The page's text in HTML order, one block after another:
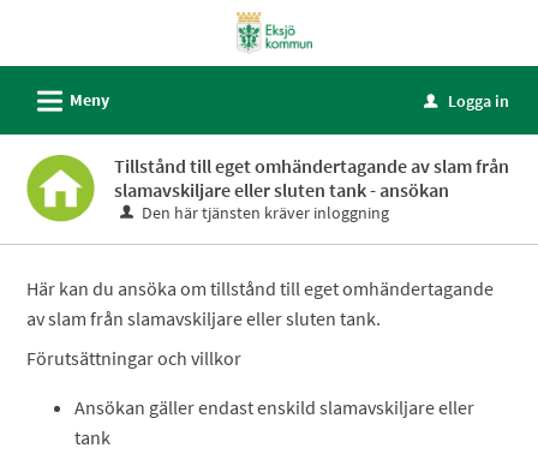
självservice
Eksjö
kommun
L Meny u Logga in
Tillstånd till eget omhändertagande av slam från
slamavskiljare eller sluten tank - ansökan
Den här tjänsten kräver inloggning
Här kan du ansöka om tillstånd till eget omhändertagande
av slam från slamavskiljare eller sluten tank.
Förutsättningar och villkor
Ansökan gäller endast enskild slamavskiljare eller
tank